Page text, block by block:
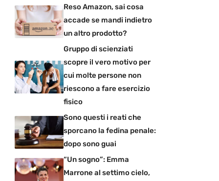
Reso Amazon, sai cosa
accade se mandi indietro
un altro prodotto?
Gruppo di scienziati
scopre il vero motivo per
cui molte persone non
riescono a fare esercizio
fisico
Sono questi i reati che
sporcano la fedina penale:
dopo sono guai
“Un sogno”: Emma
Marrone al settimo cielo,